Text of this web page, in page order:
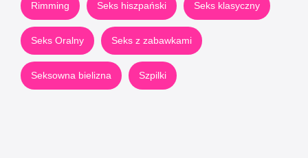
Rimming Seks hiszpański Seks klasyczny
Seks Oralny Seks z zabawkami
Seksowna bielizna Szpilki